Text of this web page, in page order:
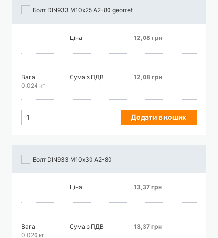
Болт DIN933 М10х25 А2-80 geomet
Ціна 12,08 грн
Вага
0.024 кг
Сума з ПДВ 12,08 грн
Додати в кошик
Болт DIN933 М10х30 А2-80
Ціна 13,37 грн
Вага
0.026 кг
Сума з ПДВ 13,37 грн